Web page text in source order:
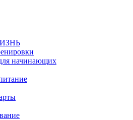
начинающих